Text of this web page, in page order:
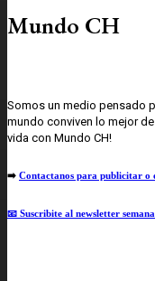
Mundo CH
Somos un medio pensado
mundo conviven lo mejor
vida con Mundo CH!
➡️ Contactanos para publicitar o
📧 Suscribite al newsletter